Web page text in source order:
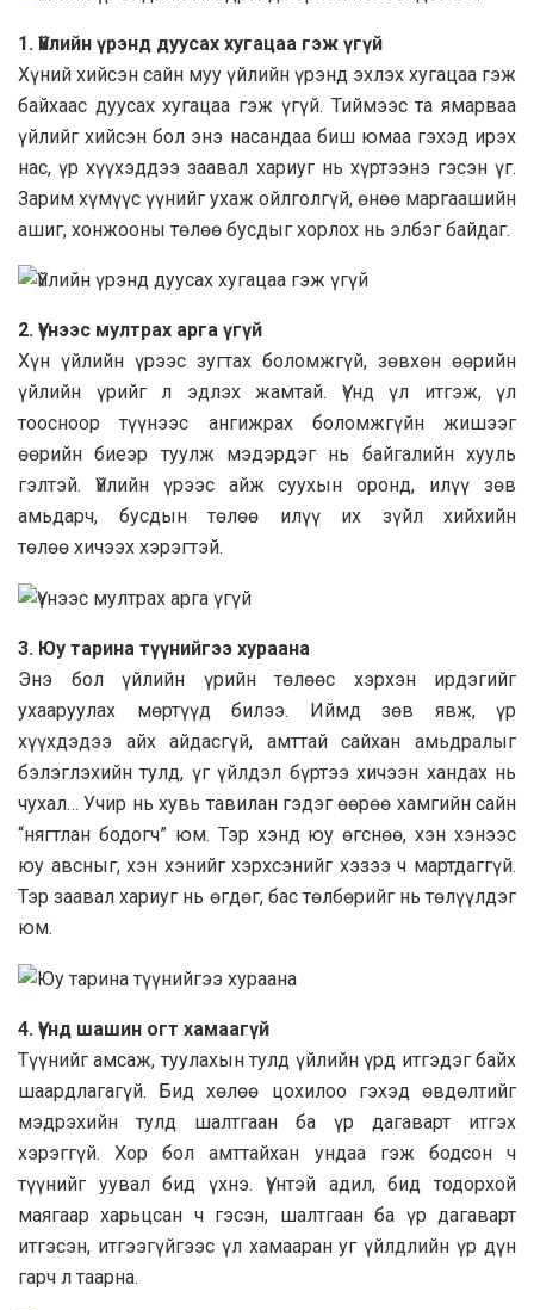
1. Үйлийн үрэнд дуусах хугацаа гэж үгүй
Хүний хийсэн сайн муу үйлийн үрэнд эхлэх хугацаа гэж
байхаас дуусах хугацаа гэж үгүй. Тиймээс та ямарваа
үйлийг хийсэн бол энэ насандаа биш юмаа гэхэд ирэх
нас, үр хүүхэддээ заавал хариуг нь хүртээнэ гэсэн үг.
Зарим хүмүүс үүнийг ухаж ойлголгүй, өнөө маргаашийн
ашиг, хонжооны төлөө бусдыг хорлох нь элбэг байдаг.
2. Үүнээс мултрах арга үгүй
Хүн үйлийн үрээс зугтах боломжгүй, зөвхөн өөрийн
үйлийн үрийг л эдлэх жамтай. Үүнд үл итгэж, үл
тоосноор түүнээс ангижрах боломжгүйн жишээг
өөрийн биеэр туулж мэдэрдэг нь байгалийн хууль
гэлтэй. Үйлийн үрээс айж суухын оронд, илүү зөв
амьдарч, бусдын төлөө илүү их зүйл хийхийн
төлөө хичээх хэрэгтэй.
3. Юу тарина түүнийгээ хураана
Энэ бол үйлийн үрийн төлөөс хэрхэн ирдэгийг
ухааруулах мөртүүд билээ. Иймд зөв явж, үр
хүүхдэдээ айх айдасгүй, амттай сайхан амьдралыг
бэлэглэхийн тулд, үг үйлдэл бүртээ хичээн хандах нь
чухал… Учир нь хувь тавилан гэдэг өөрөө хамгийн сайн
“нягтлан бодогч” юм. Тэр хэнд юу өгснөө, хэн хэнээс
юу авсныг, хэн хэнийг хэрхсэнийг хэзээ ч мартдаггүй.
Тэр заавал хариуг нь өгдөг, бас төлбөрийг нь төлүүлдэг
юм.
4. Үүнд шашин огт хамаагүй
Түүнийг амсаж, туулахын тулд үйлийн үрд итгэдэг байх
шаардлагагүй. Бид хөлөө цохилоо гэхэд өвдөлтийг
мэдрэхийн тулд шалтгаан ба үр дагаварт итгэх
хэрэггүй. Хор бол амттайхан ундаа гэж бодсон ч
түүнийг уувал бид үхнэ. Үүнтэй адил, бид тодорхой
маягаар харьцсан ч гэсэн, шалтгаан ба үр дагаварт
итгэсэн, итгээгүйгээс үл хамааран уг үйлдлийн үр дүн
гарч л таарна.